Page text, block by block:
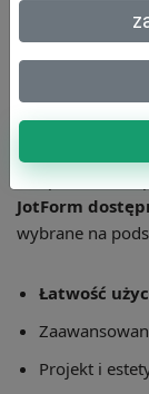
JotForm to
online. Jednak
potrzebom lub
Dlatego
alternatyw.
Ten
JotForm
wybrane na
Łatwość
Projekt i